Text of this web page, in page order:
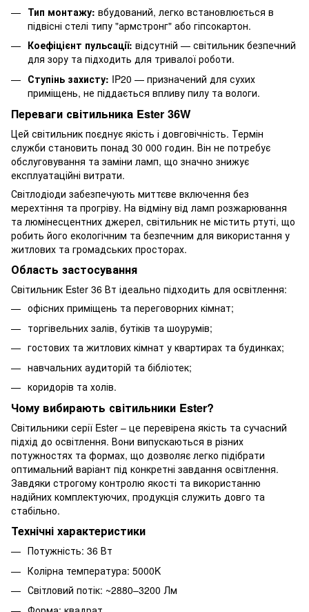
Тип монтажу: вбудований, легко встановлюється в
підвісні стелі типу "армстронг" або гіпсокартон.
Коефіцієнт пульсації: відсутній — світильник безпечний
для зору та підходить для тривалої роботи.
Ступінь захисту: IP20 — призначений для сухих
приміщень, не піддається впливу пилу та вологи.
Переваги світильника Ester 36W
Цей світильник поєднує якість і довговічність. Термін
служби становить понад 30 000 годин. Він не потребує
обслуговування та заміни ламп, що значно знижує
експлуатаційні витрати.
Світлодіоди забезпечують миттєве включення без
мерехтіння та прогріву. На відміну від ламп розжарювання
та люмінесцентних джерел, світильник не містить ртуті, що
робить його екологічним та безпечним для використання у
житлових та громадських просторах.
Область застосування
Світильник Ester 36 Вт ідеально підходить для освітлення:
офісних приміщень та переговорних кімнат;
торгівельних залів, бутіків та шоурумів;
гостових та житлових кімнат у квартирах та будинках;
навчальних аудиторій та бібліотек;
коридорів та холів.
Чому вибирають світильники Ester?
Світильники серії Ester – це перевірена якість та сучасний
підхід до освітлення. Вони випускаються в різних
потужностях та формах, що дозволяє легко підібрати
оптимальний варіант під конкретні завдання освітлення.
Завдяки строгому контролю якості та використанню
надійних комплектуючих, продукція служить довго та
стабільно.
Технічні характеристики
Потужність: 36 Вт
Колірна температура: 5000K
Світловий потік: ~2880–3200 Лм